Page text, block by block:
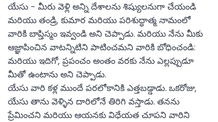
యేసు - మీరు వెళ్లి అన్ని దేశాలను శిష్యులనుగా చేయండి
మరియు తండ్రి, కుమార మరియు పరిశుద్ధాత్మ నామంలో
వారికి బాప్తిస్మం ఇవ్వండి అని చెప్పాడు. మరియు నేను మీకు
ఆజ్ఞాపించిన వాటన్నిటిని పాటించమని వారికి బోధించండి:
మరియు ఇదిగో, ప్రపంచం అంతం వరకు నేను ఎల్లప్పుడూ
మీతో ఉంటాను అని చెప్పాడు.
యేసు వారి కళ్ల ముందే పరలోకానికి ఎత్తబడ్డాడు. ఒకరోజు,
యేసు తాను వెళ్ళిన దారిలోనే తిరిగి వస్తాడు. తనను
ప్రేమించని మరియు ఆయనకు విధేయత చూపని వారిని